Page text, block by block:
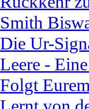
Smith
Die Ur-
Leere -
Folgt